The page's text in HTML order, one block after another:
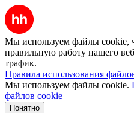
Мы используем файлы cookie,
правильную работу нашего
трафик.
Правила использования
Мы используем файлы cookie.
файлов cookie
Понятно